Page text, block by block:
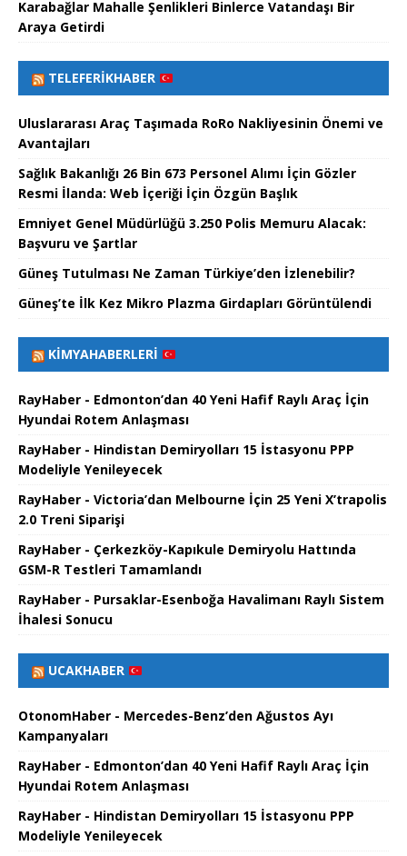
Karabağlar Mahalle Şenlikleri Binlerce Vatandaşı Bir
Araya Getirdi
TELEFERIKHABER
Uluslararası Araç Taşımada RoRo Nakliyesinin Önemi ve
Avantajları
Sağlık Bakanlığı 26 Bin 673 Personel Alımı İçin Gözler
Resmi İlanda: Web İçeriği İçin Özgün Başlık
Emniyet Genel Müdürlüğü 3.250 Polis Memuru Alacak:
Başvuru ve Şartlar
Güneş Tutulması Ne Zaman Türkiye’den İzlenebilir?
Güneş’te İlk Kez Mikro Plazma Girdapları Görüntülendi
KIMYAHABERLERI
RayHaber - Edmonton’dan 40 Yeni Hafif Raylı Araç İçin
Hyundai Rotem Anlaşması
RayHaber - Hindistan Demiryolları 15 İstasyonu PPP
Modeliyle Yenileyecek
RayHaber - Victoria’dan Melbourne İçin 25 Yeni X’trapolis
2.0 Treni Siparişi
RayHaber - Çerkezköy-Kapıkule Demiryolu Hattında
GSM-R Testleri Tamamlandı
RayHaber - Pursaklar-Esenboğa Havalimanı Raylı Sistem
İhalesi Sonucu
UCAKHABER
OtonomHaber - Mercedes-Benz’den Ağustos Ayı
Kampanyaları
RayHaber - Edmonton’dan 40 Yeni Hafif Raylı Araç İçin
Hyundai Rotem Anlaşması
RayHaber - Hindistan Demiryolları 15 İstasyonu PPP
Modeliyle Yenileyecek